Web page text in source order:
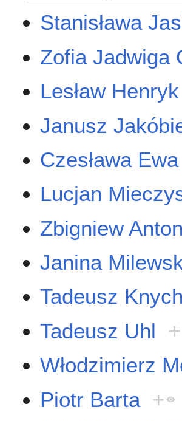
Stanisława
Zofia Jadwiga
Lesław
Janusz
Czesława
Lucjan
Zbigniew
Janina
Tadeusz Knych
Tadeusz Uhl +
Włodzimierz
Piotr Barta +